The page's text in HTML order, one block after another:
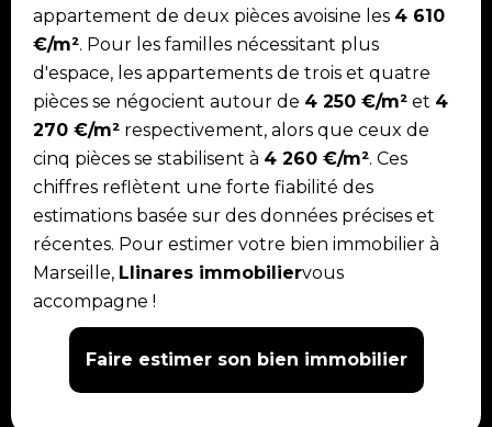
appartement de deux pièces avoisine les 4 610
€/m². Pour les familles nécessitant plus
d'espace, les appartements de trois et quatre
pièces se négocient autour de 4 250 €/m² et 4
270 €/m² respectivement, alors que ceux de
cinq pièces se stabilisent à 4 260 €/m². Ces
chiffres reflètent une forte fiabilité des
estimations basée sur des données précises et
récentes. Pour estimer votre bien immobilier à
Marseille, Llinares immobiliervous
accompagne !
Faire estimer son bien immobilier